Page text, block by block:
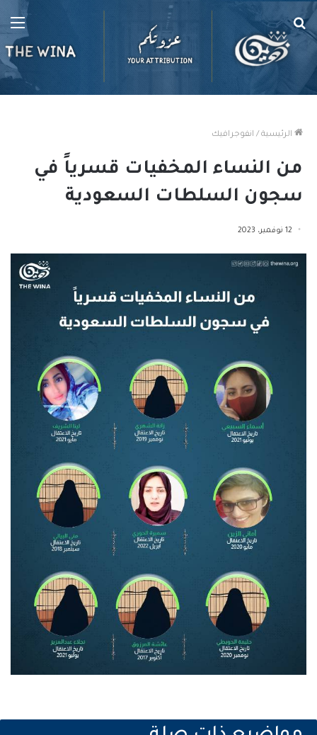
بحث
عن
الرئيسية / انفوجرافيك
من النساء المخفيات قسرياً في
سجون السلطات السعودية
12 نوفمبر، 2023